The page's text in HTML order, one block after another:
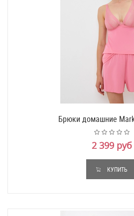
Брюки домашние
2 399 руб
КУПИТЬ